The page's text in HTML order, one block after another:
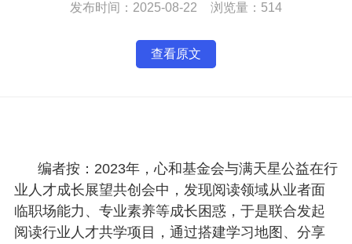
发布时间：2025-08-22 浏览量：514
查看原文
编者按： 2023年，心和基金会与满天星公益在行
业人才成长展望共创会中，发现阅读领域从业者面
临职场能力、专业素养等成长困惑，于是联合发起
阅读行业人才共学项目，通过搭建学习地图、分享